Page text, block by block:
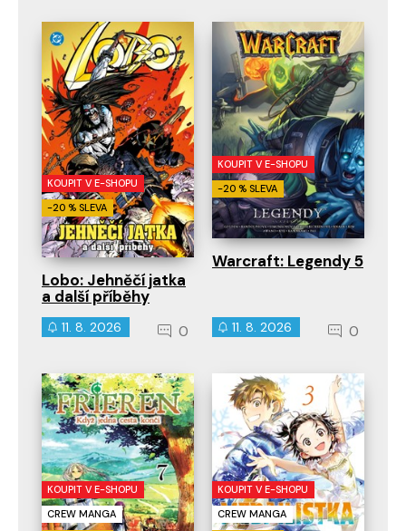
KOUPIT V E-SHOPU
-20 % SLEVA
Lobo: Jehněčí jatka
a další příběhy
11. 8. 2026 0
KOUPIT V E-SHOPU
-20 % SLEVA
Warcraft: Legendy 5
11. 8. 2026 0
KOUPIT V E-SHOPU
CREW MANGA
KOUPIT V E-SHOPU
CREW MANGA